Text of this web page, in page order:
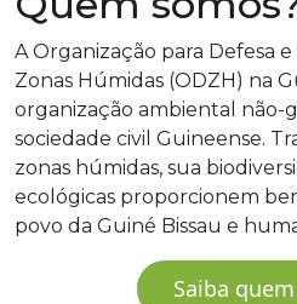
A Organização para Defesa
Zonas Húmidas (ODZH) na
organização ambiental não-
sociedade civil Guineense.
zonas húmidas, sua
ecológicas proporcionem
povo da Guiné Bissau e
Saiba